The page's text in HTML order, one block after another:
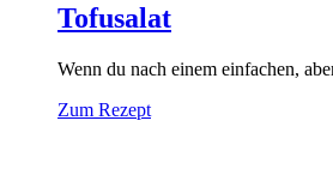
Tofusalat
Wenn du nach einem einfachen,
Zum Rezept